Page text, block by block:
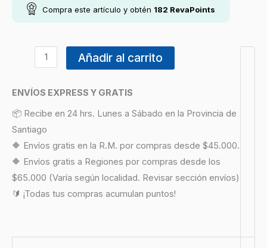
Compra este artículo y obtén 182 RevaPoints
Añadir al carrito
ENVÍOS EXPRESS Y GRATIS
📦 Recibe en 24 hrs. Lunes a Sábado en la Provincia de
Santiago
🔶 Envíos gratis en la R.M. por compras desde $45.000.
🔶 Envíos gratis a Regiones por compras desde los
$65.000 (Varía según localidad. Revisar sección envíos)
🔰 ¡Todas tus compras acumulan puntos!